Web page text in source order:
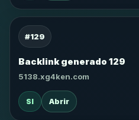
#129
Backlink generado 129
5138.xg4ken.com
SI Abrir